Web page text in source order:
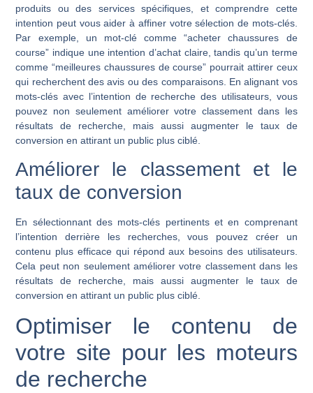
produits ou des services spécifiques, et comprendre cette
intention peut vous aider à affiner votre sélection de mots-clés.
Par exemple, un mot-clé comme “acheter chaussures de
course” indique une intention d’achat claire, tandis qu’un terme
comme “meilleures chaussures de course” pourrait attirer ceux
qui recherchent des avis ou des comparaisons. En alignant vos
mots-clés avec l’intention de recherche des utilisateurs, vous
pouvez non seulement améliorer votre classement dans les
résultats de recherche, mais aussi augmenter le taux de
conversion en attirant un public plus ciblé.
Améliorer le classement et le
taux de conversion
En sélectionnant des mots-clés pertinents et en comprenant
l’intention derrière les recherches, vous pouvez créer un
contenu plus efficace qui répond aux besoins des utilisateurs.
Cela peut non seulement améliorer votre classement dans les
résultats de recherche, mais aussi augmenter le taux de
conversion en attirant un public plus ciblé.
Optimiser le contenu de
votre site pour les moteurs
de recherche